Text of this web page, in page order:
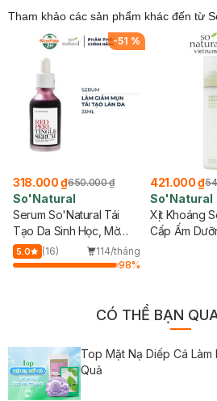
Tham khảo các sản phẩm khác đến từ
-51 %
318.000 ₫650.000 ₫
So'Natural
Serum So'Natural Tái
Tạo Da Sinh Học, Mờ
Thâm Sáng Da 35ml
5.0 (16)
114/tháng
98%
421.000 ₫
So'Natural
Xịt Khoáng
Cấp Ấm
CÓ THỂ BẠN
Top Mặt Nạ Diếp Cá Làm
Quả